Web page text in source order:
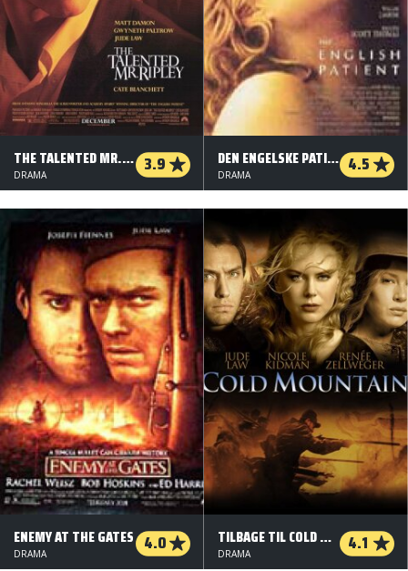
THE TALENTED MR. RIPLEY 3.9
DRAMA
DEN ENGELSKE PATIENT 4.5
DRAMA
ENEMY AT THE GATES 4.0
DRAMA
TILBAGE TIL COLD MOUNTAIN 4.1
DRAMA